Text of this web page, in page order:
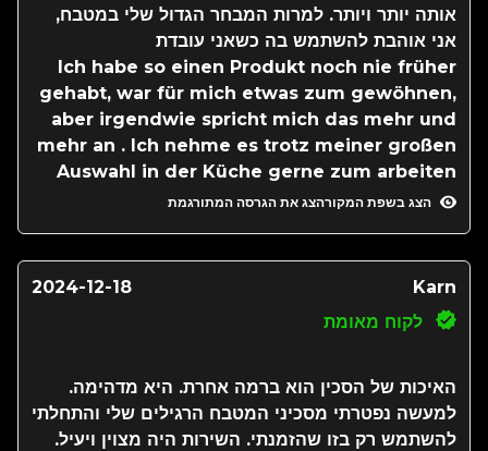
אותה יותר ויותר. למרות המבחר הגדול שלי במטבח,
אני אוהבת להשתמש בה כשאני עובדת
Ich habe so einen Produkt noch nie früher
gehabt, war für mich etwas zum gewöhnen,
aber irgendwie spricht mich das mehr und
mehr an . Ich nehme es trotz meiner großen
Auswahl in der Küche gerne zum arbeiten
הצג בשפת המקורהצג את הגרסה המתורגמת
Karn
לקוח מאומת
האיכות של הסכין הוא ברמה אחרת. היא מדהימה.
למעשה נפטרתי מסכיני המטבח הרגילים שלי והתחלתי
להשתמש רק בזו שהזמנתי. השירות היה מצוין ויעיל.